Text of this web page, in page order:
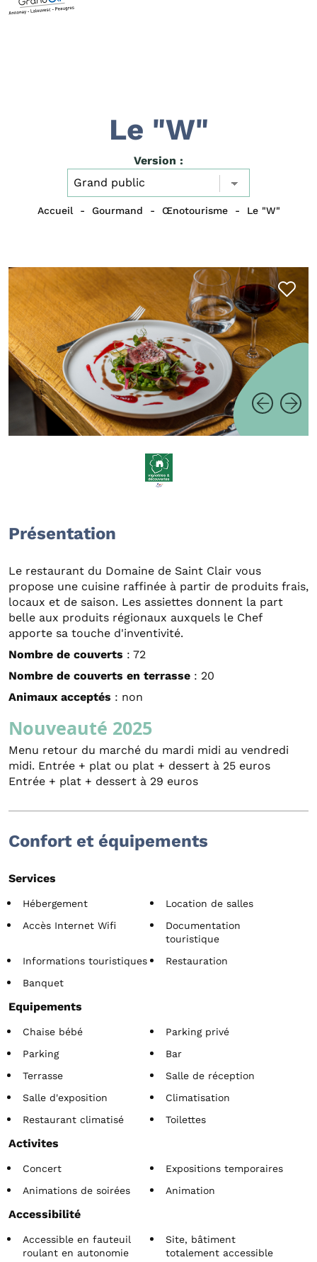
Le "W"
Version :
Accueil Gourmand Œnotourisme Le "W"
Présentation
Le restaurant du Domaine de Saint Clair vous
propose une cuisine raffinée à partir de produits frais,
locaux et de saison. Les assiettes donnent la part
belle aux produits régionaux auxquels le Chef
apporte sa touche d'inventivité.
Nombre de couverts : 72
Nombre de couverts en terrasse : 20
Animaux acceptés : non
Nouveauté 2025
Menu retour du marché du mardi midi au vendredi
midi. Entrée + plat ou plat + dessert à 25 euros
Entrée + plat + dessert à 29 euros
Confort et équipements
Services
Hébergement
Location de salles
Accès Internet Wifi
Documentation
touristique
Informations touristiques
Restauration
Banquet
Equipements
Chaise bébé
Parking privé
Parking
Bar
Terrasse
Salle de réception
Salle d'exposition
Climatisation
Restaurant climatisé
Toilettes
Activites
Concert
Expositions temporaires
Animations de soirées
Animation
Accessibilité
Accessible en fauteuil
roulant en autonomie
Site, bâtiment
totalement accessible